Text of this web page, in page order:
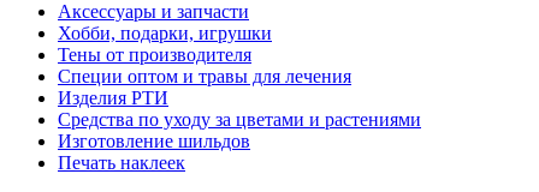
Аксессуары и запчасти
Хобби, подарки, игрушки
Тены от производителя
Специи оптом и травы для лечения
Изделия РТИ
Средства по уходу за цветами и растениями
Изготовление шильдов
Печать наклеек